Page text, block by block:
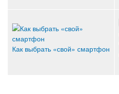
Как выбрать «свой» смартфон